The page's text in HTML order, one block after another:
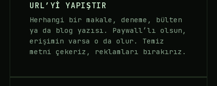
URL’YI YAPIŞTIR
Herhangi bir makale, deneme, bülten
ya da blog yazısı. Paywall’lı olsun,
erişimin varsa o da olur. Temiz
metni çekeriz, reklamları bırakırız.